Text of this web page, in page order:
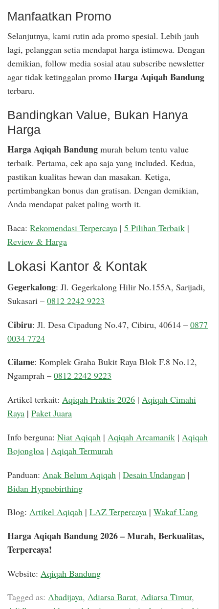
Manfaatkan Promo
Selanjutnya, kami rutin ada promo spesial. Lebih jauh
lagi, pelanggan setia mendapat harga istimewa. Dengan
demikian, follow media sosial atau subscribe newsletter
agar tidak ketinggalan promo Harga Aqiqah Bandung
terbaru.
Bandingkan Value, Bukan Hanya
Harga
Harga Aqiqah Bandung murah belum tentu value
terbaik. Pertama, cek apa saja yang included. Kedua,
pastikan kualitas hewan dan masakan. Ketiga,
pertimbangkan bonus dan gratisan. Dengan demikian,
Anda mendapat paket paling worth it.
Baca: Rekomendasi Terpercaya | 5 Pilihan Terbaik |
Review & Harga
Lokasi Kantor & Kontak
Gegerkalong: Jl. Gegerkalong Hilir No.155A, Sarijadi,
Sukasari – 0812 2242 9223
Cibiru: Jl. Desa Cipadung No.47, Cibiru, 40614 – 0877
0034 7724
Cilame: Komplek Graha Bukit Raya Blok F.8 No.12,
Ngamprah – 0812 2242 9223
Artikel terkait: Aqiqah Praktis 2026 | Aqiqah Cimahi
Raya | Paket Juara
Info berguna: Niat Aqiqah | Aqiqah Arcamanik | Aqiqah
Bojongloa | Aqiqah Termurah
Panduan: Anak Belum Aqiqah | Desain Undangan |
Bidan Hypnobirthing
Blog: Artikel Aqiqah | LAZ Terpercaya | Wakaf Uang
Harga Aqiqah Bandung 2026 – Murah, Berkualitas,
Terpercaya!
Website: Aqiqah Bandung
Tagged as: Abadijaya, Adiarsa Barat, Adiarsa Timur,